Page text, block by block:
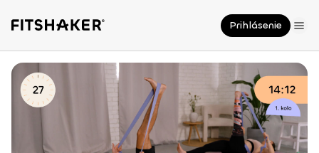
Prihlásenie